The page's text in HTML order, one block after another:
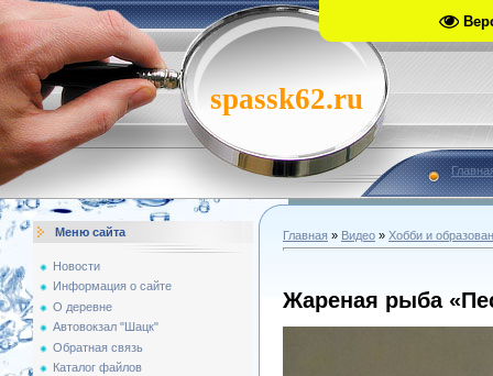
spassk62.ru
Меню сайта
Новости
Информация о сайте
О деревне
Автовокзал "Шацк"
Обратная связь
Каталог файлов
Главная » Видео » Хобби и
Жареная рыба